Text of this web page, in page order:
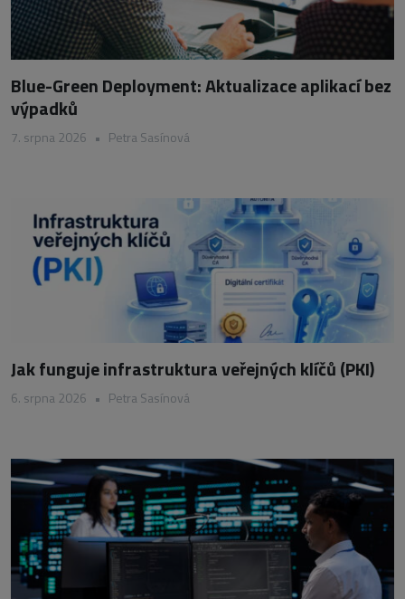
Blue-Green Deployment: Aktualizace aplikací bez
výpadků
7. srpna 2026 • Petra Sasínová
Jak funguje infrastruktura veřejných klíčů (PKI)
6. srpna 2026 • Petra Sasínová